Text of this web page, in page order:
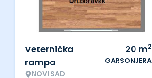
Veternička
rampa
NOVI SAD
20 m2
GARSONJERA